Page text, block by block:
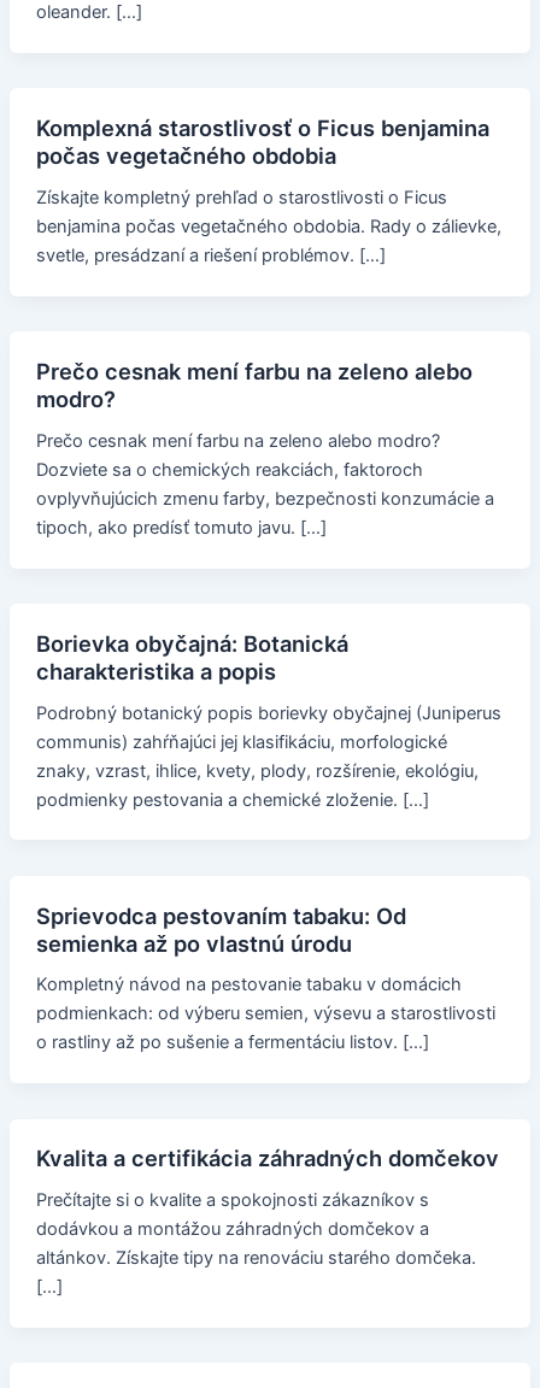
oleander. […]
Komplexná starostlivosť o Ficus benjamina
počas vegetačného obdobia
Získajte kompletný prehľad o starostlivosti o Ficus
benjamina počas vegetačného obdobia. Rady o zálievke,
svetle, presádzaní a riešení problémov. […]
Prečo cesnak mení farbu na zeleno alebo
modro?
Prečo cesnak mení farbu na zeleno alebo modro?
Dozviete sa o chemických reakciách, faktoroch
ovplyvňujúcich zmenu farby, bezpečnosti konzumácie a
tipoch, ako predísť tomuto javu. […]
Borievka obyčajná: Botanická
charakteristika a popis
Podrobný botanický popis borievky obyčajnej (Juniperus
communis) zahŕňajúci jej klasifikáciu, morfologické
znaky, vzrast, ihlice, kvety, plody, rozšírenie, ekológiu,
podmienky pestovania a chemické zloženie. […]
Sprievodca pestovaním tabaku: Od
semienka až po vlastnú úrodu
Kompletný návod na pestovanie tabaku v domácich
podmienkach: od výberu semien, výsevu a starostlivosti
o rastliny až po sušenie a fermentáciu listov. […]
Kvalita a certifikácia záhradných domčekov
Prečítajte si o kvalite a spokojnosti zákazníkov s
dodávkou a montážou záhradných domčekov a
altánkov. Získajte tipy na renováciu starého domčeka.
[…]